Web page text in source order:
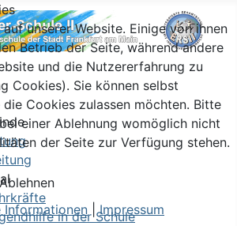
in der Schule
unserer Website. Einige von ihnen
Betrieb der Seite, während andere
und die Nutzererfahrung zu
Cookies). Sie können selbst
Cookies zulassen möchten. Bitte
einer Ablehnung womöglich nicht
der Seite zur Verfügung stehen.
Ablehnen
Informationen |Impressum